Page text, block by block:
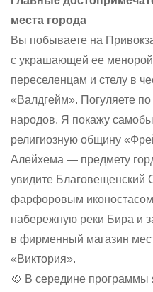
места города
Вы побываете на
с украшающей ее
переселенцам и стелу в
«Валдгейм». Погуляете
народов. Я покажу
религиозную общину
Алейхема — предмету
увидите Благовещенский
фарфоровым
набережную реки Бира и
в фирменный магазин
«Виктория».
🥘 В середине программы